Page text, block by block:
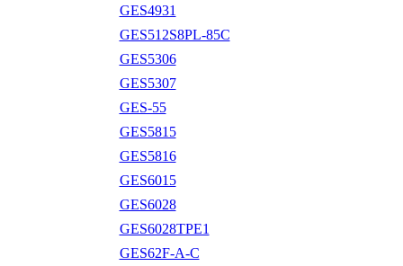
GES4931
GES512S8PL-85C
GES5306
GES5307
GES-55
GES5815
GES5816
GES6015
GES6028
GES6028TPE1
GES62F-A-C